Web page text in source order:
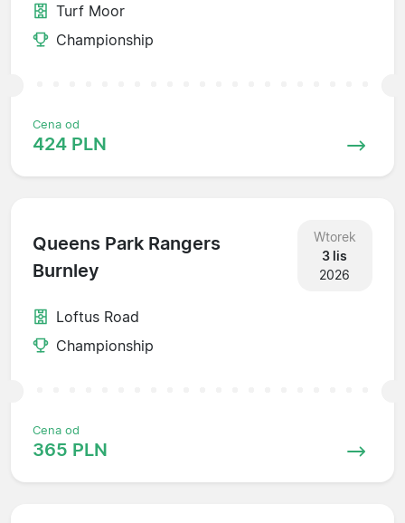
Turf Moor
Championship
Cena od
424 PLN
Queens Park Rangers
Burnley
Wtorek
3 lis
2026
Loftus Road
Championship
Cena od
365 PLN